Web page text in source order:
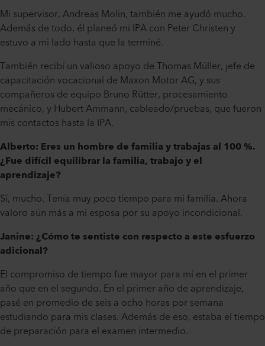
Mi supervisor, Andreas Molin, también me ayudó mucho.
Además de todo, él planeó mi IPA con Peter Christen y
estuvo a mi lado hasta que la terminé.
También recibí un valioso apoyo de Thomas Müller, jefe de
capacitación vocacional de Maxon Motor AG, y sus
compañeros de equipo Bruno Rütter, procesamiento
mecánico, y Hubert Ammann, cableado/pruebas, que fueron
mis contactos hasta la IPA.
Alberto: Eres un hombre de familia y trabajas al 100 %.
¿Fue difícil equilibrar la familia, trabajo y el
aprendizaje?
Sí, mucho. Tenía muy poco tiempo para mi familia. Ahora
valoro aún más a mi esposa por su apoyo incondicional.
Janine: ¿Cómo te sentiste con respecto a este esfuerzo
adicional?
El compromiso de tiempo fue mayor para mí en el primer
año que en el segundo. En el primer año de aprendizaje,
pasé en promedio de seis a ocho horas por semana
estudiando para mis clases. Además de eso, estaba el tiempo
de preparación para el examen intermedio.